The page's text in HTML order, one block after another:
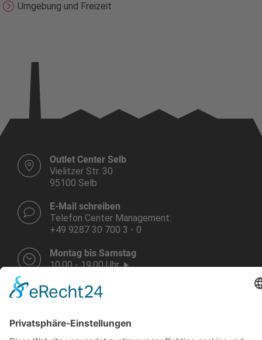
Umgebung und Freizeit
Outlet Center Selb
Vielitzer Str. 30
95100 Selb
E-Mail schreiben
Telefon Center Management:
+49 9287 30 700 3 - 0
Montag bis Samstag
10.00 - 19.00 Uhr